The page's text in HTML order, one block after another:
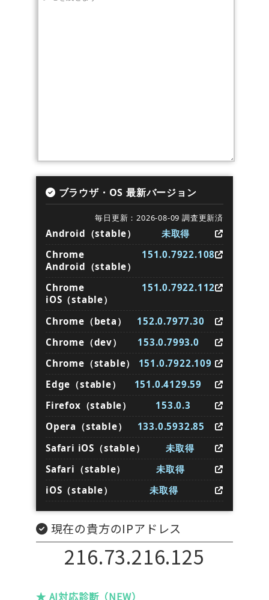
ブラウザ・OS 最新バージョン
毎日更新：2026-08-09 調査更新済
Android（stable）
未取得
Chrome
Android（stable）
151.0.7922.108
Chrome
iOS（stable）
151.0.7922.112
Chrome（beta）
152.0.7977.30
Chrome（dev）
153.0.7993.0
Chrome（stable）
151.0.7922.109
Edge（stable）
151.0.4129.59
Firefox（stable）
153.0.3
Opera（stable）
133.0.5932.85
Safari iOS（stable）
未取得
Safari（stable）
未取得
iOS（stable）
未取得
現在の貴方のIPアドレス
216.73.216.125
★ AI対応診断（NEW）